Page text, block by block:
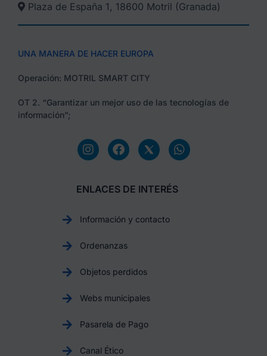
Plaza de España 1, 18600 Motril (Granada)​
UNA MANERA DE HACER EUROPA
Operación: MOTRIL SMART CITY
OT 2. “Garantizar un mejor uso de las tecnologías de
información”;
ENLACES DE INTERÉS
Información y contacto
Ordenanzas
Objetos perdidos
Webs municipales
Pasarela de Pago
Canal Ético